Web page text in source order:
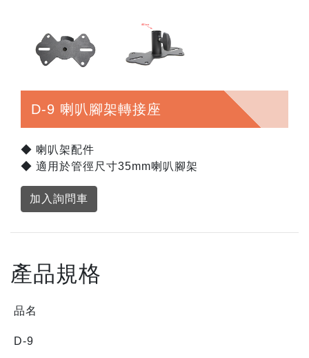
D-9 喇叭腳架轉接座
◆ 喇叭架配件
◆ 適用於管徑尺寸35mm喇叭腳架
加入詢問車
產品規格
品名
D-9